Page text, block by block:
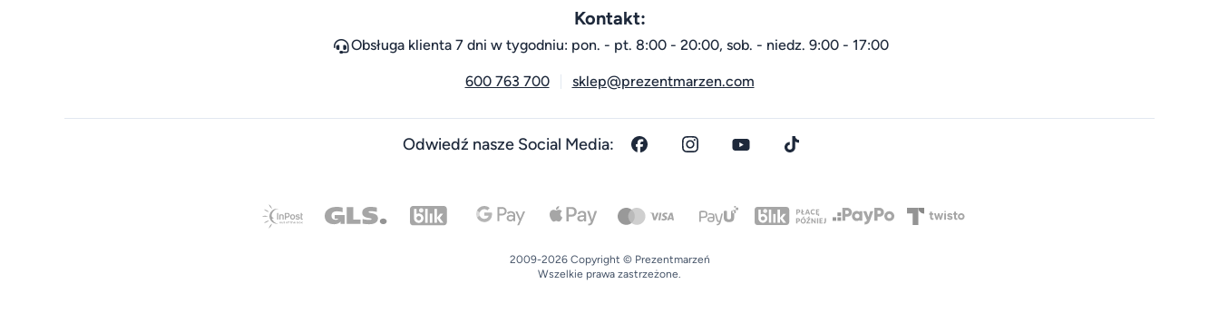
Kontakt:
Obsługa klienta 7 dni w tygodniu: pon. - pt. 8:00 - 20:00, sob. - niedz. 9:00 - 17:00
600 763 700 sklep@prezentmarzen.com
Odwiedź nasze Social Media:
2009-2026 Copyright © Prezentmarzeń
Wszelkie prawa zastrzeżone.